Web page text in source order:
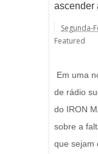
ascender
Segunda-
Featured
Em uma
de rádio
do IRON
sobre a
que sejam